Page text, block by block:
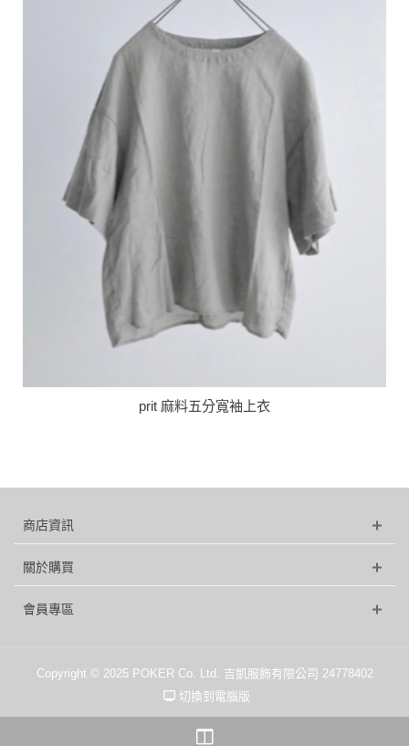
prit 麻料五分寬袖上衣
商店資訊
關於購買
會員專區
Copyright © 2025 POKER Co. Ltd. 吉凱服飾有限公司 24778402
切換到電腦版